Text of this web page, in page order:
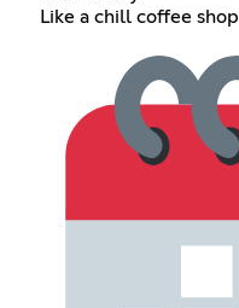
Like a chill coffee shop